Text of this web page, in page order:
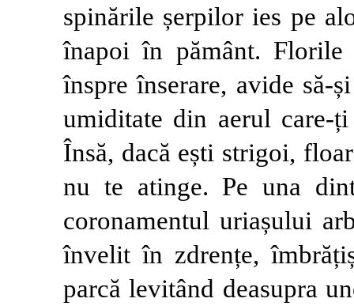
spinările șerpilor ies pe
înapoi în pământ.
înspre înserare, avide să-
umiditate din aerul care-
Însă, dacă ești strigoi,
nu te atinge. Pe una
coronamentul uriașului
învelit în zdrențe,
parcă levitând deasupra